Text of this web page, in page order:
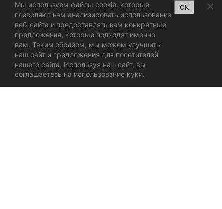
Мы используем файлы cookie, которые
позволяют нам анализировать использование
веб-сайта и предоставлять вам конкретные
предложения, которые подходят именно
вам. Таким образом, мы можем улучшить
наш сайт и предложения для посетителей
нашего сайта. Используя наш сайт, вы
соглашаетесь на использование куки.
OK